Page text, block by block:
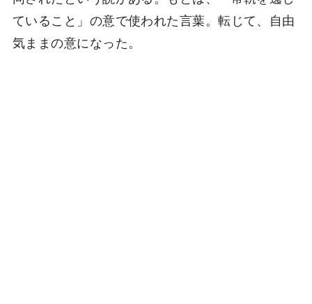
ていること」の意で使われた言葉。転じて、自由
気ままの意になった。